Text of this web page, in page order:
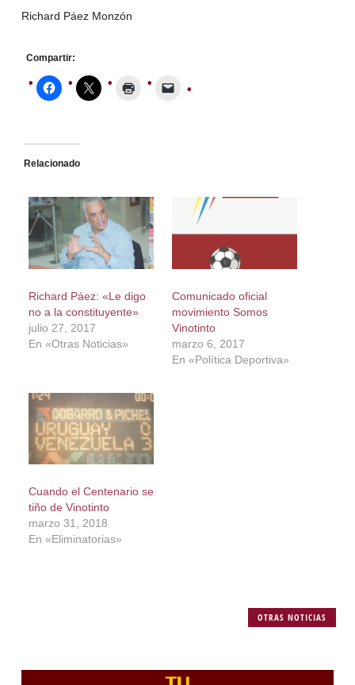
Richard Páez Monzón
Compartir:
Relacionado
Richard Páez: «Le digo
no a la constituyente»
julio 27, 2017
En «Otras Noticias»
Comunicado oficial
movimiento Somos
Vinotinto
marzo 6, 2017
En «Política Deportiva»
Cuando el Centenario se
tiño de Vinotinto
marzo 31, 2018
En «Eliminatorias»
OTRAS NOTICIAS